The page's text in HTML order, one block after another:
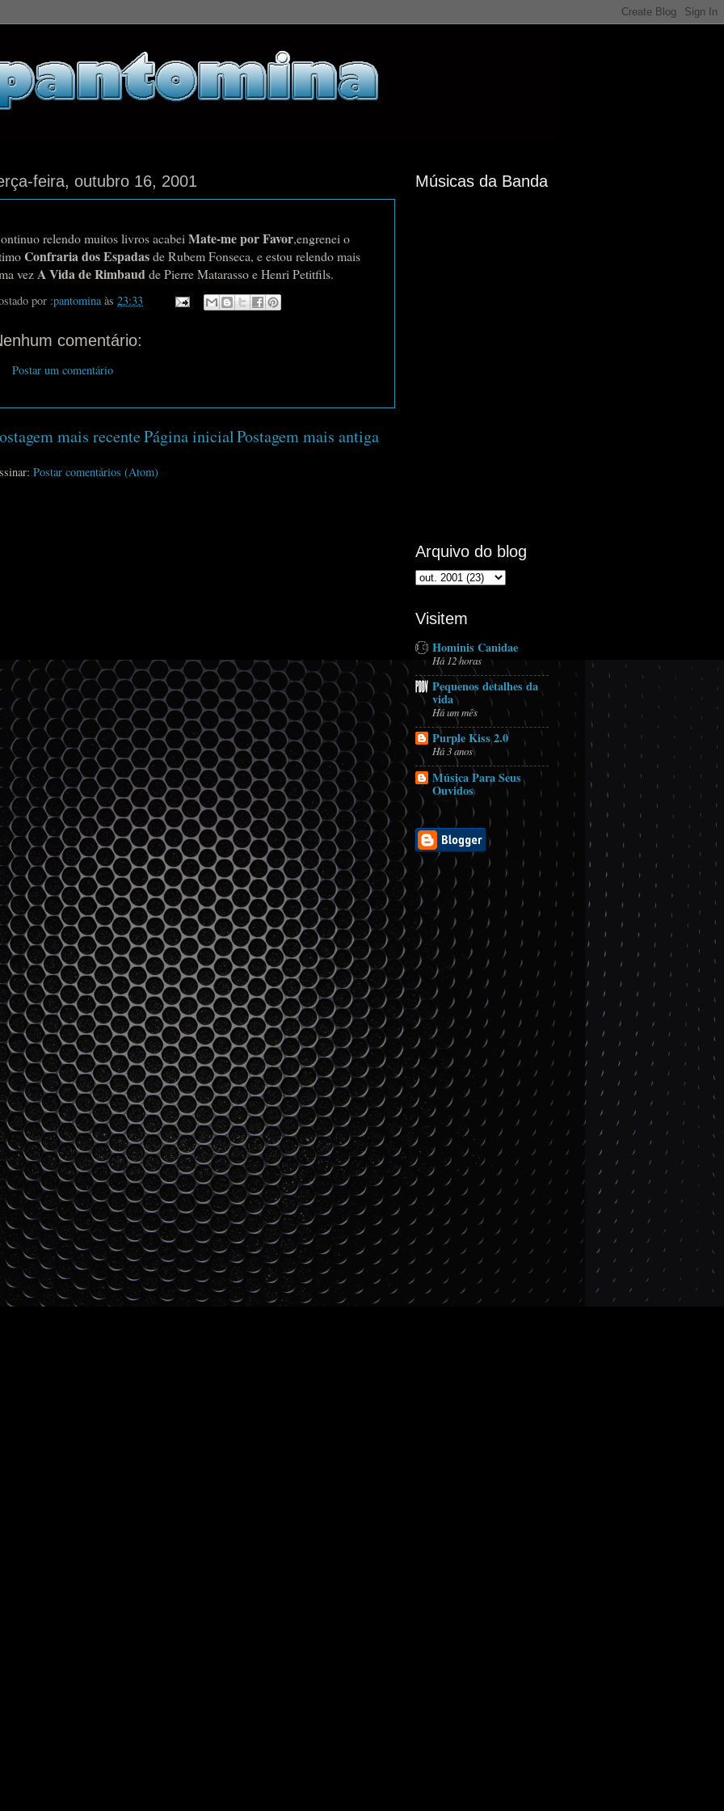
feira, outubro 16, 2001
relendo muitos livros acabei Mate-me por Favor,engrenei o
Confraria dos Espadasde Rubem Fonseca, e estou relendo mais
vezA Vida de Rimbaudde Pierre Matarasso e Henri Petitfils.
por :pantomina às 23:33
comentário:
Postar um comentário
mais recente Postagem mais antiga
Página inicial
Postar comentários (Atom)
Músicas da Banda
Arquivo do blog
Visitem
Hominis Canidae
Há 12 horas
Pequenos detalhes da
vida
Há um mês
Purple Kiss 2.0
Há 3 anos
Música Para Seus
Ouvidos